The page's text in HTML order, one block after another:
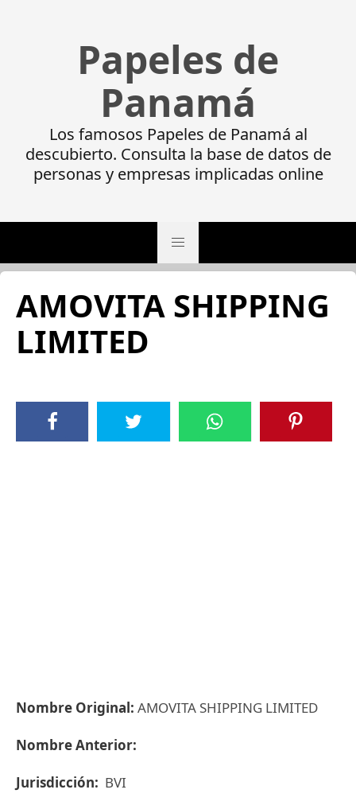
Papeles de
Panamá
Los famosos Papeles de Panamá al
descubierto. Consulta la base de datos de
personas y empresas implicadas online
AMOVITA SHIPPING
LIMITED
Nombre Original: AMOVITA SHIPPING LIMITED
Nombre Anterior:
Jurisdicción: BVI